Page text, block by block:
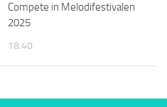
Compete in Melodifestivalen
2025
18:40